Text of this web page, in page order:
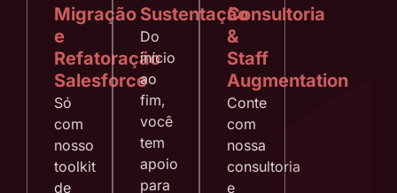
Migração
e
Refatoração
Salesforce
Só
com
nosso
toolkit
de
Sustentação
Do
início
ao
fim,
você
tem
apoio
para
Consultoria
&
Staff
Augmentation
Conte
com
nossa
consultoria
e